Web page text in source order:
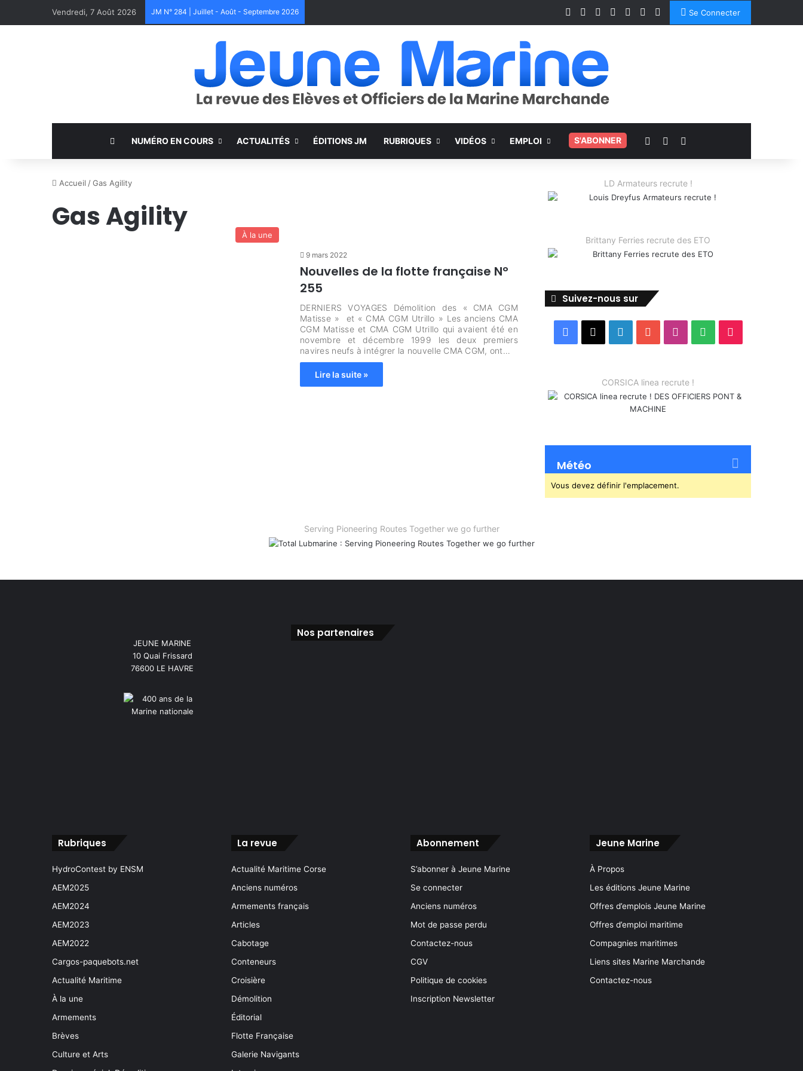
Vendredi, 7 Août 2026 JM N° 284 | Juillet - Août - Septembre 2026 FacebookLinkedinYouTubeInstagram
SpotifyTikTokSe Connecter
NUMÉRO EN COURS ACTUALITÉS ÉDITIONS JM RUBRIQUES VIDÉOS EMPLOI S'ABONNER Voir votre panier
Switch skin
Accueil /Gas Agility
Gas Agility
À la une
9 mars 2022
Nouvelles de la flotte française N°
255
DERNIERS VOYAGES Démolition des « CMA CGM
Matisse » et « CMA CGM Utrillo » Les anciens CMA
CGM Matisse et CMA CGM Utrillo qui avaient été en
novembre et décembre 1999 les deux premiers
navires neufs à intégrer la nouvelle CMA CGM, ont…
Lire la suite »
LD Armateurs recrute !
Brittany Ferries recrute des ETO
Suivez-nous sur
Facebook LinkedinYouTubeInstagram
Spotify
CORSICA linea recrute !
Météo
Vous devez définir l'emplacement.
Serving Pioneering Routes Together we go further
JEUNE MARINE
10 Quai Frissard
76600 LE HAVRE
Nos partenaires
Rubriques
HydroContest by ENSM
AEM2025
AEM2024
AEM2023
AEM2022
Cargos-paquebots.net
Actualité Maritime
À la une
Armements
Brèves
Culture et Arts
La revue
Actualité Maritime Corse
Anciens numéros
Armements français
Articles
Cabotage
Conteneurs
Croisière
Démolition
Éditorial
Flotte Française
Galerie Navigants
Abonnement
S’abonner à Jeune Marine
Se connecter
Anciens numéros
Mot de passe perdu
Contactez-nous
CGV
Politique de cookies
Inscription Newsletter
Jeune Marine
À Propos
Les éditions Jeune Marine
Offres d’emplois Jeune Marine
Offres d’emploi maritime
Compagnies maritimes
Liens sites Marine Marchande
Contactez-nous